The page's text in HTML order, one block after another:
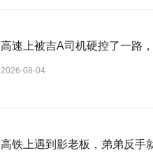
高速上被吉A司机硬控了一路
2026-08-04
高铁上遇到影老板，弟弟反手